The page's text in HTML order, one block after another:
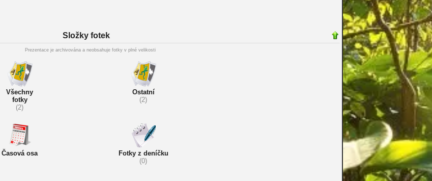
Složky fotek
Prezentace je archivována a neobsahuje fotky v plné velikosti
Všechny
fotky
(2)
Ostatní
(2)
Časová osa
Fotky z deníčku
(0)